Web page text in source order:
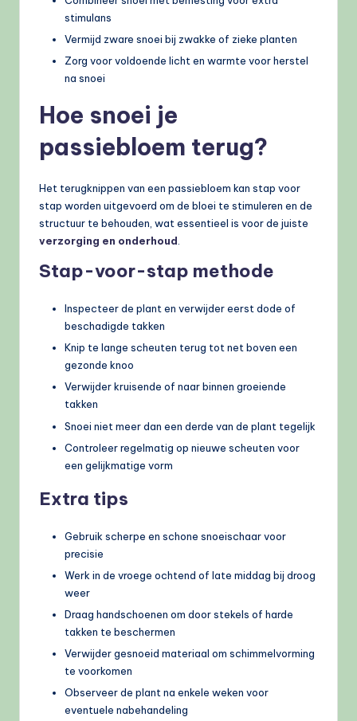
stimulans
Vermijd zware snoei bij zwakke of zieke planten
Zorg voor voldoende licht en warmte voor herstel
na snoei
Hoe snoei je
passiebloem terug?
Het terugknippen van een passiebloem kan stap voor
stap worden uitgevoerd om de bloei te stimuleren en de
structuur te behouden, wat essentieel is voor de juiste
verzorging en onderhoud.
Stap-voor-stap methode
Inspecteer de plant en verwijder eerst dode of
beschadigde takken
Knip te lange scheuten terug tot net boven een
gezonde knoo
Verwijder kruisende of naar binnen groeiende
takken
Snoei niet meer dan een derde van de plant tegelijk
Controleer regelmatig op nieuwe scheuten voor
een gelijkmatige vorm
Extra tips
Gebruik scherpe en schone snoeischaar voor
precisie
Werk in de vroege ochtend of late middag bij droog
weer
Draag handschoenen om door stekels of harde
takken te beschermen
Verwijder gesnoeid materiaal om schimmelvorming
te voorkomen
Observeer de plant na enkele weken voor
eventuele nabehandeling